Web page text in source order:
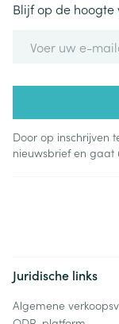
Blijf op de
Door op inschrijven
nieuwsbrief en gaat
Juridische links
Algemene